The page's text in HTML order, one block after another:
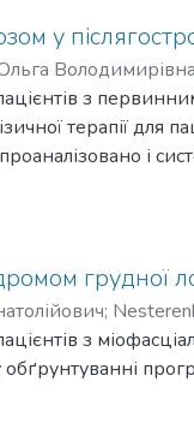
на базі
впливу на
у
Володимирівна
з
терапії для
і
втручання
у післягострому
грудної
;
з
знання